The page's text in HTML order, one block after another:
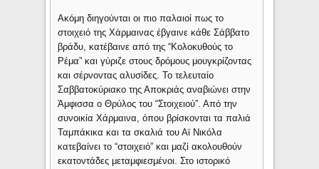
Ακόμη διηγούνται οι πιο παλαιοί πως το
στοιχειό της Χάρμαινας έβγαινε κάθε Σάββατο
βράδυ, κατέβαινε από της “Κολοκυθούς το
Ρέμα” και γύριζε στους δρόμους μουγκρίζοντας
και σέρνοντας αλυσίδες. Το τελευταίο
Σαββατοκύριακο της Αποκριάς αναβιώνει στην
Άμφισσα ο Θρύλος του “Στοιχειού”. Από την
συνοικία Χάρμαινα, όπου βρίσκονται τα παλιά
Ταμπάκικα και τα σκαλιά του Αϊ Νικόλα
κατεβαίνει το “στοιχειό” και μαζί ακολουθούν
εκατοντάδες μεταμφιεσμένοι. Στο ιστορικό